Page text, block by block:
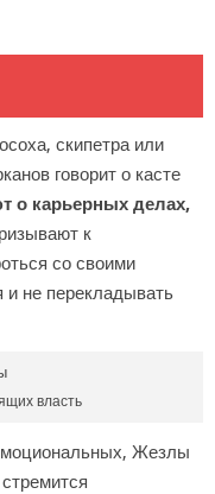
скипетра или
говорит о касте
о карьерных делах,
к
со своими
и не перекладывать
власть
Жезлы